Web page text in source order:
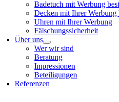
Badetuch mit Werbung
Decken mit Ihrer Werbung
Uhren mit Ihrer Werbung
Fälschungssicherheit
Über uns
Wer wir sind
Beratung
Impressionen
Beteiligungen
Referenzen